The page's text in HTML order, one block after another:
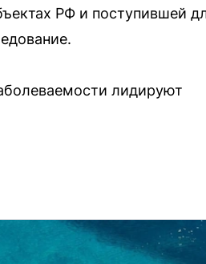
РФ и поступившей
лидируют